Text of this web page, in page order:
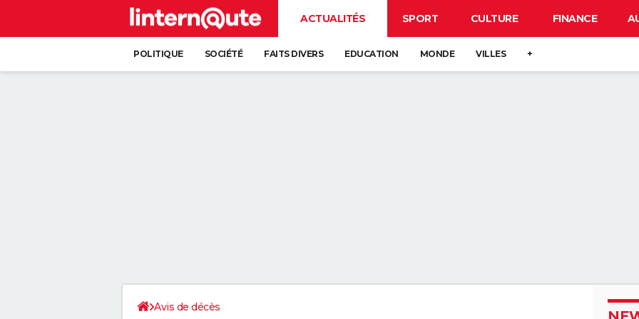
ACTUALITÉS SPORT CULTURE FINANCE
POLITIQUE SOCIÉTÉ FAITS DIVERS EDUCATION MONDE VILLES +
Avis de décès